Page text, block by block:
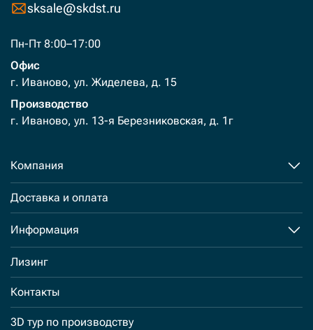
sksale@skdst.ru
Пн-Пт 8:00–17:00
Офис
г. Иваново, ул. Жиделева, д. 15
Производство
г. Иваново, ул. 13-я Березниковская, д. 1г
Компания
Доставка и оплата
Информация
Лизинг
Контакты
3D тур по производству